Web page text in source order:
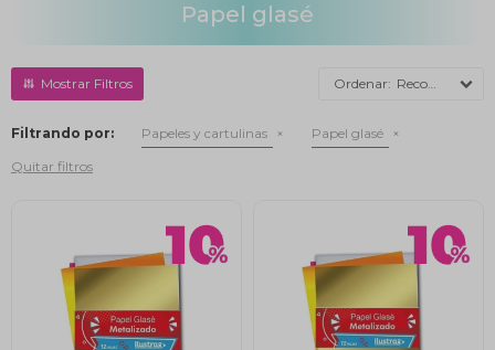
Papel glasé
Recomendados
Filtrando por: Papeles y cartulinas
Papel glasé
Quitar filtros